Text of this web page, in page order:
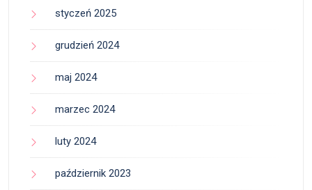
styczeń 2025
grudzień 2024
maj 2024
marzec 2024
luty 2024
październik 2023